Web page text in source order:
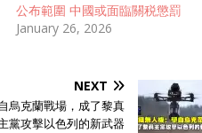
公布範圍 中國或面臨關税懲罰
January 26, 2026
NEXT
烏克蘭戰場，成了黎真
黨攻擊以色列的新武器